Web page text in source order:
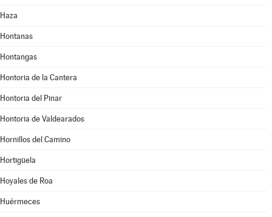
Haza
Hontanas
Hontangas
Hontoria de la Cantera
Hontoria del Pinar
Hontoria de Valdearados
Hornillos del Camino
Hortigüela
Hoyales de Roa
Huérmeces